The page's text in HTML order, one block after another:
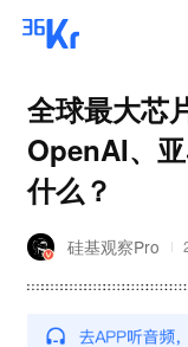
全球最大芯
OpenAI、
什么？
硅基观察Pro